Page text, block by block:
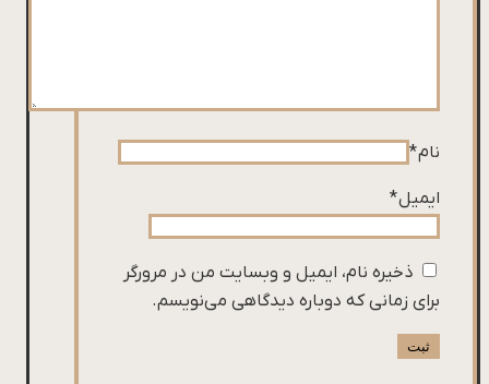
نام*
ایمیل*
ذخیره نام، ایمیل و وبسایت من در مرورگر
برای زمانی که دوباره دیدگاهی می‌نویسم.